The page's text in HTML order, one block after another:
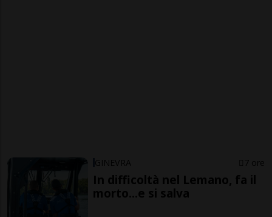
GINEVRA 7 ore
In difficoltà nel Lemano, fa il
morto...e si salva